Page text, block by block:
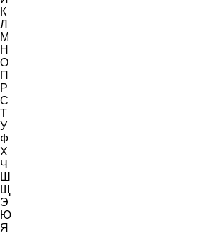
К
Л
М
Н
О
П
Р
С
Т
У
Ф
Х
Ч
Ш
Щ
Э
Ю
Я